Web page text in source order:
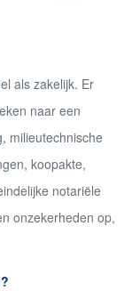
als zakelijk. Er
naar een
milieutechnische
koopakte,
notariële
onzekerheden op,